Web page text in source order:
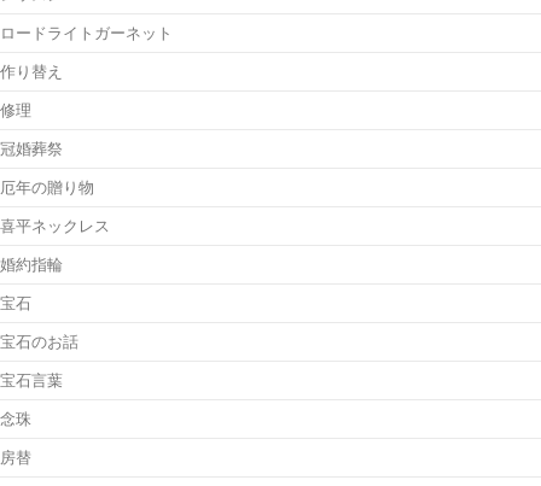
ロードライトガーネット
作り替え
修理
冠婚葬祭
厄年の贈り物
喜平ネックレス
婚約指輪
宝石
宝石のお話
宝石言葉
念珠
房替